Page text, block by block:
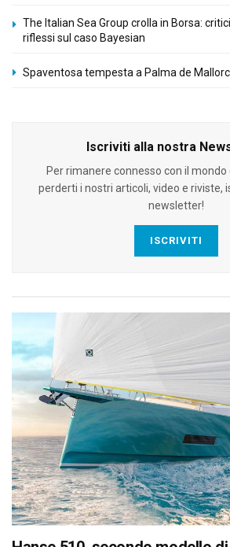
The Italian Sea Group crolla in Borsa:
riflessi sul caso Bayesian
Spaventosa tempesta a Palma de
Iscriviti alla nostra
Per rimanere connesso con il mondo
perderti i nostri articoli, video e riviste,
newsletter!
ISCRIVITI